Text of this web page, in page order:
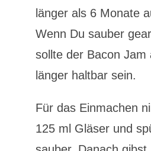
länger als 6 Monate
Wenn Du sauber
sollte der Bacon Jam
länger haltbar sein.
Für das Einmachen
125 ml Gläser und